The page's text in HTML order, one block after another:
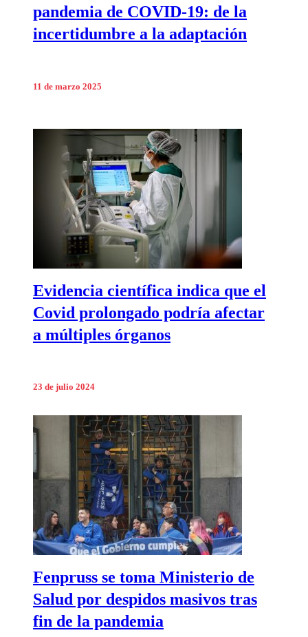
pandemia de COVID-19: de la
incertidumbre a la adaptación
11 de marzo 2025
Evidencia científica indica que el
Covid prolongado podría afectar
a múltiples órganos
23 de julio 2024
Fenpruss se toma Ministerio de
Salud por despidos masivos tras
fin de la pandemia